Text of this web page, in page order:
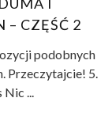
– CZĘŚĆ 2
podobnych
Przeczytajcie! 5.
Nic ...